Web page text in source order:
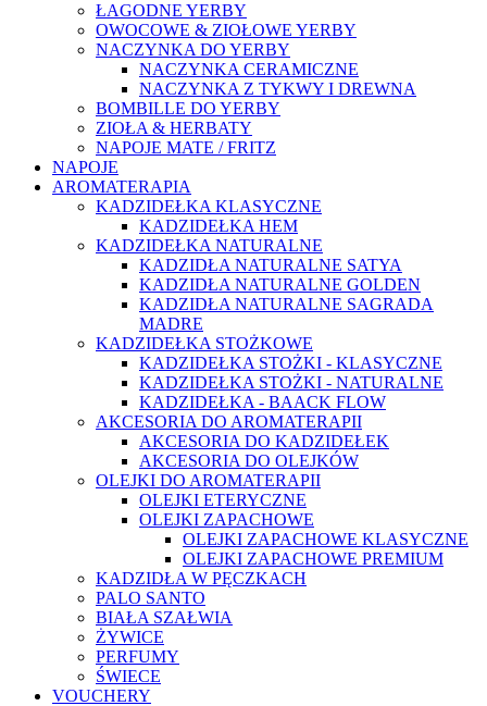
ŁAGODNE YERBY
OWOCOWE & ZIOŁOWE YERBY
NACZYNKA DO YERBY
NACZYNKA CERAMICZNE
NACZYNKA Z TYKWY I DREWNA
BOMBILLE DO YERBY
ZIOŁA & HERBATY
NAPOJE MATE / FRITZ
NAPOJE
AROMATERAPIA
KADZIDEŁKA KLASYCZNE
KADZIDEŁKA HEM
KADZIDEŁKA NATURALNE
KADZIDŁA NATURALNE SATYA
KADZIDŁA NATURALNE GOLDEN
KADZIDŁA NATURALNE SAGRADA
MADRE
KADZIDEŁKA STOŻKOWE
KADZIDEŁKA STOŻKI - KLASYCZNE
KADZIDEŁKA STOŻKI - NATURALNE
KADZIDEŁKA - BAACK FLOW
AKCESORIA DO AROMATERAPII
AKCESORIA DO KADZIDEŁEK
AKCESORIA DO OLEJKÓW
OLEJKI DO AROMATERAPII
OLEJKI ETERYCZNE
OLEJKI ZAPACHOWE
OLEJKI ZAPACHOWE KLASYCZNE
OLEJKI ZAPACHOWE PREMIUM
KADZIDŁA W PĘCZKACH
PALO SANTO
BIAŁA SZAŁWIA
ŻYWICE
PERFUMY
ŚWIECE
VOUCHERY